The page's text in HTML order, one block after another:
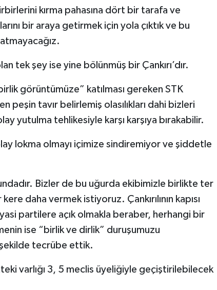
kırma pahasına dört bir tarafa ve
bir araya getirmek için yola çıktık ve bu
tek şey ise yine bölünmüş bir Çankırı’dır.
görüntümüze” katılması gereken STK
peşin tavır belirlemiş olasılıkları dahi bizleri
yutulma tehlikesiyle karşı karşıya bırakabilir.
lokma olmayı içimize sindiremiyor ve şiddetle
Bizler de bu uğurda ekibimizle birlikte ter
daha vermek istiyoruz. Çankırılının kapısı
partilere açık olmakla beraber, herhangi bir
ise “birlik ve dirlik” duruşumuzu
tecrübe ettik.
varlığı 3, 5 meclis üyeliğiyle geçiştirilebilecek